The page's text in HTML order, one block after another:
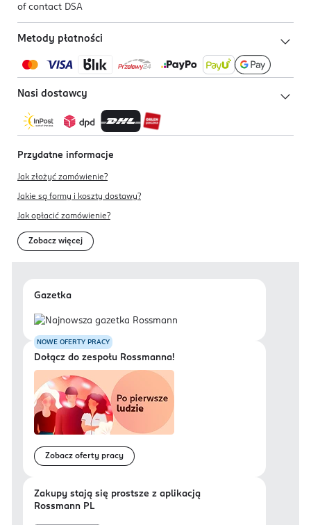
of contact DSA
Metody płatności
Nasi dostawcy
Przydatne informacje
Jak złożyć zamówienie?
Jakie są formy i koszty dostawy?
Jak opłacić zamówienie?
Zobacz więcej
Gazetka
NOWE OFERTY PRACY
Dołącz do zespołu Rossmanna!
Zobacz oferty pracy
Zakupy stają się prostsze z aplikacją
Rossmann PL